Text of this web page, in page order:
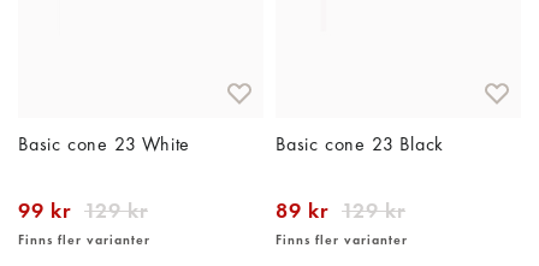
Basic cone 23 White
99 kr 129 kr
Finns fler varianter
Basic cone 23 Black
89 kr 129 kr
Finns fler varianter